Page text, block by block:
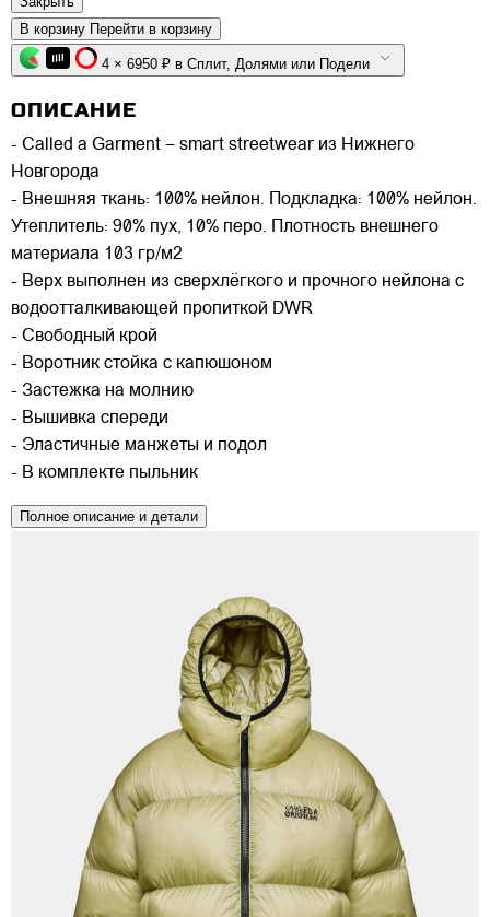
В корзину Перейти в корзину
4 × 6950 ₽ в Сплит, Долями или Подели
ОПИСАНИЕ
- Called a Garment – smart streetwear из Нижнего
Новгорода
- Внешняя ткань: 100% нейлон. Подкладка: 100% нейлон.
Утеплитель: 90% пух, 10% перо. Плотность внешнего
материала 103 гр/м2
- Верх выполнен из сверхлёгкого и прочного нейлона с
водоотталкивающей пропиткой DWR
- Свободный крой
- Воротник стойка с капюшоном
- Застежка на молнию
- Вышивка спереди
- Эластичные манжеты и подол
- В комплекте пыльник
Полное описание и детали